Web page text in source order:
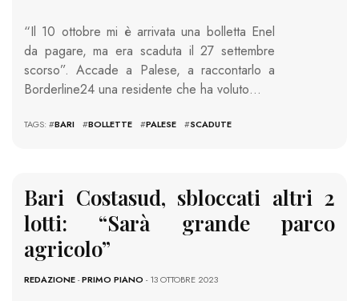
“Il 10 ottobre mi è arrivata una bolletta Enel
da pagare, ma era scaduta il 27 settembre
scorso”. Accade a Palese, a raccontarlo a
Borderline24 una residente che ha voluto…
TAGS: #BARI #BOLLETTE #PALESE #SCADUTE
Bari Costasud, sbloccati altri 2
lotti: “Sarà grande parco
agricolo”
REDAZIONE-PRIMO PIANO - 13 OTTOBRE 2023